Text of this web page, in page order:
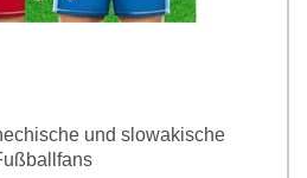
und slowakische